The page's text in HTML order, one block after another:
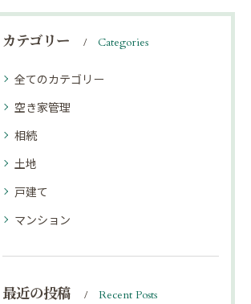
カテゴリー Categories
全てのカテゴリー
空き家管理
相続
土地
戸建て
マンション
最近の投稿 Recent Posts